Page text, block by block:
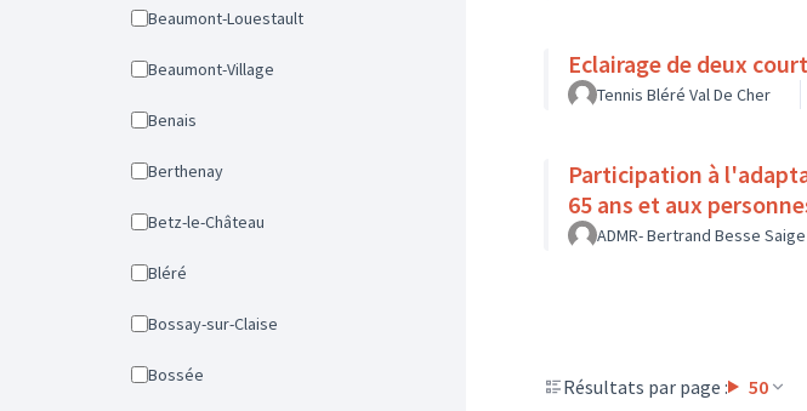
Beaumont-Louestault
Beaumont-Village
Benais
Berthenay
Betz-le-Château
Bléré
Bossay-sur-Claise
Bossée
Eclairage de deux
Tennis Bléré Val De Cher
Participation à
65 ans et aux
ADMR- Bertrand Besse Saige
Résultats par page : 50